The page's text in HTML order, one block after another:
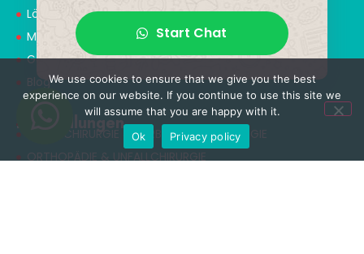
Lösungspartner
Medical Consultants
Gesundheitstourismus
Blog
Behandlungen
NEUROCHIRURGIE & WIRBELSÄULENCHIRURGIE
ORTHOPÄDIE & UNFALLCHIRURGIE
Start Chat
We use cookies to ensure that we give you the best
experience on our website. If you continue to use this site we
will assume that you are happy with it.
Ok
Privacy policy